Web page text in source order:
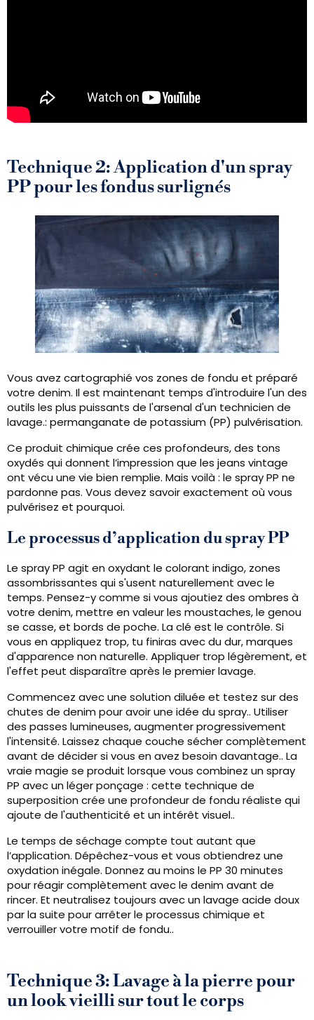
Technique 2: Application d'un spray
PP pour les fondus surlignés
Vous avez cartographié vos zones de fondu et préparé
votre denim. Il est maintenant temps d'introduire l'un des
outils les plus puissants de l'arsenal d'un technicien de
lavage.: permanganate de potassium (PP) pulvérisation.
Ce produit chimique crée ces profondeurs, des tons
oxydés qui donnent l’impression que les jeans vintage
ont vécu une vie bien remplie. Mais voilà : le spray PP ne
pardonne pas. Vous devez savoir exactement où vous
pulvérisez et pourquoi.
Le processus d’application du spray PP
Le spray PP agit en oxydant le colorant indigo, zones
assombrissantes qui s'usent naturellement avec le
temps. Pensez-y comme si vous ajoutiez des ombres à
votre denim, mettre en valeur les moustaches, le genou
se casse, et bords de poche. La clé est le contrôle. Si
vous en appliquez trop, tu finiras avec du dur, marques
d'apparence non naturelle. Appliquer trop légèrement, et
l'effet peut disparaître après le premier lavage.
Commencez avec une solution diluée et testez sur des
chutes de denim pour avoir une idée du spray.. Utiliser
des passes lumineuses, augmenter progressivement
l'intensité. Laissez chaque couche sécher complètement
avant de décider si vous en avez besoin davantage.. La
vraie magie se produit lorsque vous combinez un spray
PP avec un léger ponçage : cette technique de
superposition crée une profondeur de fondu réaliste qui
ajoute de l'authenticité et un intérêt visuel..
Le temps de séchage compte tout autant que
l’application. Dépêchez-vous et vous obtiendrez une
oxydation inégale. Donnez au moins le PP 30 minutes
pour réagir complètement avec le denim avant de
rincer. Et neutralisez toujours avec un lavage acide doux
par la suite pour arrêter le processus chimique et
verrouiller votre motif de fondu..
Technique 3: Lavage à la pierre pour
un look vieilli sur tout le corps